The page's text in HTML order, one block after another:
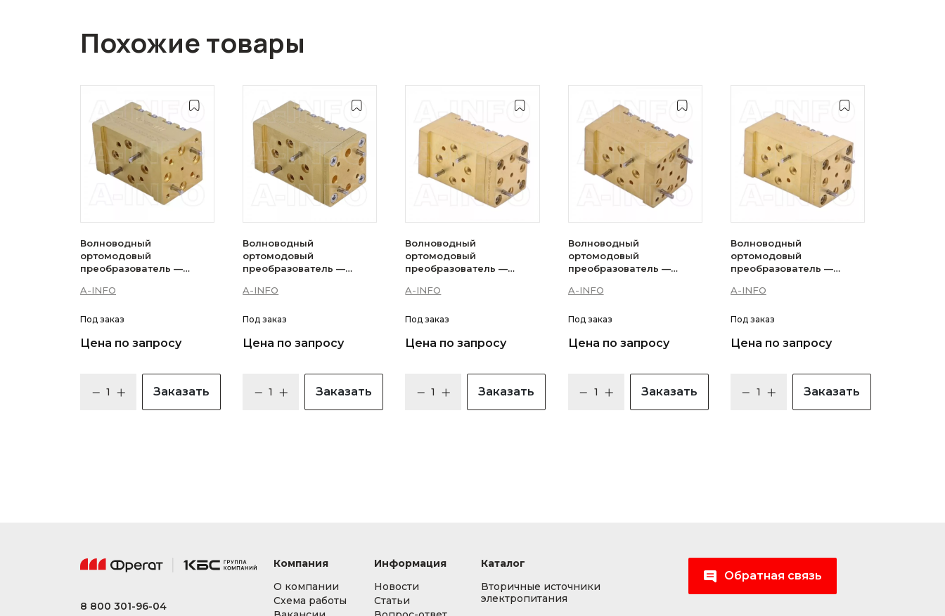
Похожие товары
Волноводный
ортомодовый
преобразователь —
A-INFO
Под заказ
Цена по запросу
Заказать
Волноводный
ортомодовый
преобразователь —
A-INFO
Под заказ
Цена по запросу
Заказать
Волноводный
ортомодовый
преобразователь —
A-INFO
Под заказ
Цена по запросу
Заказать
Волноводный
ортомодовый
преобразователь —
A-INFO
Под заказ
Цена по запросу
Заказать
Волноводный
ортомодовый
преобразователь —
A-INFO
Под заказ
Цена по запросу
Заказать
8 800 301-96-04
Компания
О компании
Схема работы
Информация
Новости
Статьи
Каталог
Вторичные источники
электропитания
Обратная связь